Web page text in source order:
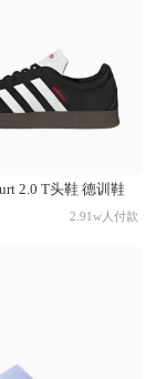
2.0 T头鞋 德训鞋
复古防滑耐磨轻运动
2.91w人付款